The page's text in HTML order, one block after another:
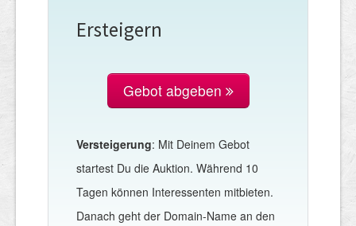
Ersteigern
Gebot abgeben
Versteigerung: Mit Deinem Gebot
startest Du die Auktion. Während 10
Tagen können Interessenten mitbieten.
Danach geht der Domain-Name an den